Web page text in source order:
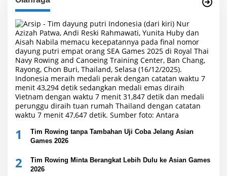
1
Tim Rowing tanpa Tambahan Uji Coba Jelang Asian
Games 2026
2
Tim Rowing Minta Berangkat Lebih Dulu ke Asian Games
2026